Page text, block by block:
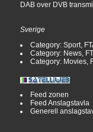
DAB over DVB
Sverige
Category: Sport,
Category: News,
Category: Movies,
Feed zonen
Feed Anslagstavla
Generell